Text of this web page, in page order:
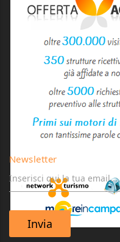
Newsletter